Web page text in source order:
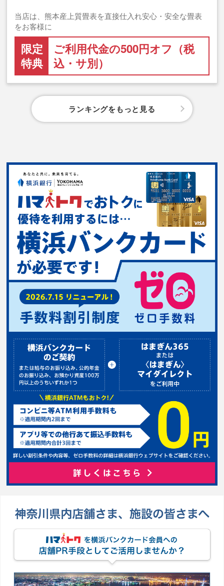
当店は、熊本産上質畳表を直接仕入れ安心・安全な畳表
をお客様に
限定
特典
ご利用代金の500円オフ（税
込・サ別）
ランキングをもっと見る